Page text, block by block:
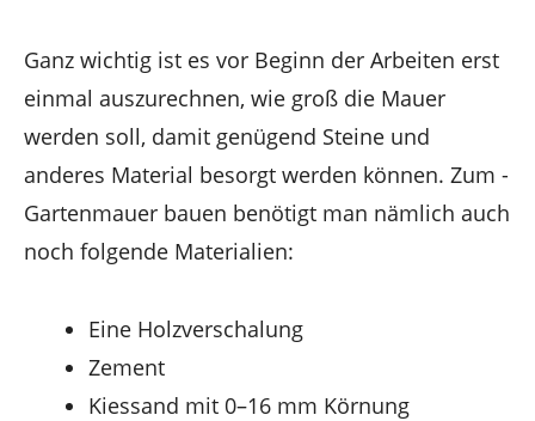
Ganz wichtig ist es vor Beginn der Arbeiten erst
einmal auszurechnen, wie groß die Mauer
werden soll, damit genügend Steine und
anderes Material besorgt werden können. Zum ­
Gartenmauer bauen benötigt man nämlich auch
noch folgende Materialien:
Eine Holzverschalung
Zement
Kiessand mit 0–16 mm Körnung